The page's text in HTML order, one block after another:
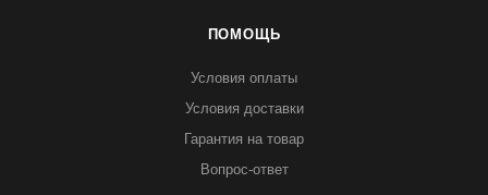
ПОМОЩЬ
Условия оплаты
Условия доставки
Гарантия на товар
Вопрос-ответ